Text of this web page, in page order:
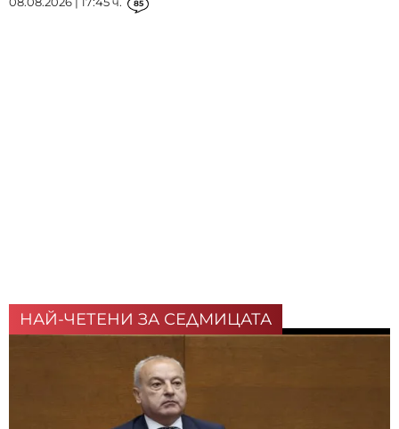
85
НАЙ-ЧЕТЕНИ ЗА СЕДМИЦАТА